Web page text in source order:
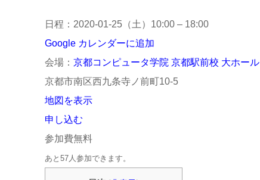
日程：2020-01-25（土）10:00 – 18:00
Google カレンダーに追加
会場： 京都コンピュータ学院 京都駅前校 大ホール
京都市南区西九条寺ノ前町10-5
地図を表示
申し込む
参加費無料
あと57人参加できます。